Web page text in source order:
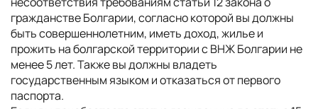
гражданстве Болгарии, согласно которой вы должны
быть совершеннолетним, иметь доход, жилье и
прожить на болгарской территории с ВНЖ Болгарии не
менее 5 лет. Также вы должны владеть
государственным языком и отказаться от первого
паспорта.